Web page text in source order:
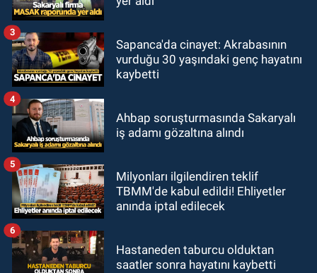
Sapanca'da cinayet: Akrabasının
vurduğu 30 yaşındaki genç hayatını
kaybetti
3
Ahbap soruşturmasında Sakaryalı
iş adamı gözaltına alındı
4
Milyonları ilgilendiren teklif
TBMM'de kabul edildi! Ehliyetler
anında iptal edilecek
5
Hastaneden taburcu olduktan
saatler sonra hayatını kaybetti
6